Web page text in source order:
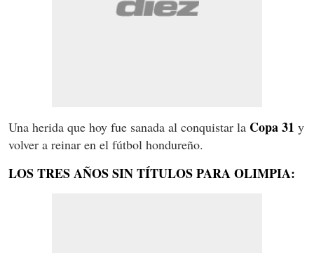
Una herida que hoy fue sanada al conquistar la Copa 31 y
volver a reinar en el fútbol hondureño.
LOS TRES AÑOS SIN TÍTULOS PARA OLIMPIA: